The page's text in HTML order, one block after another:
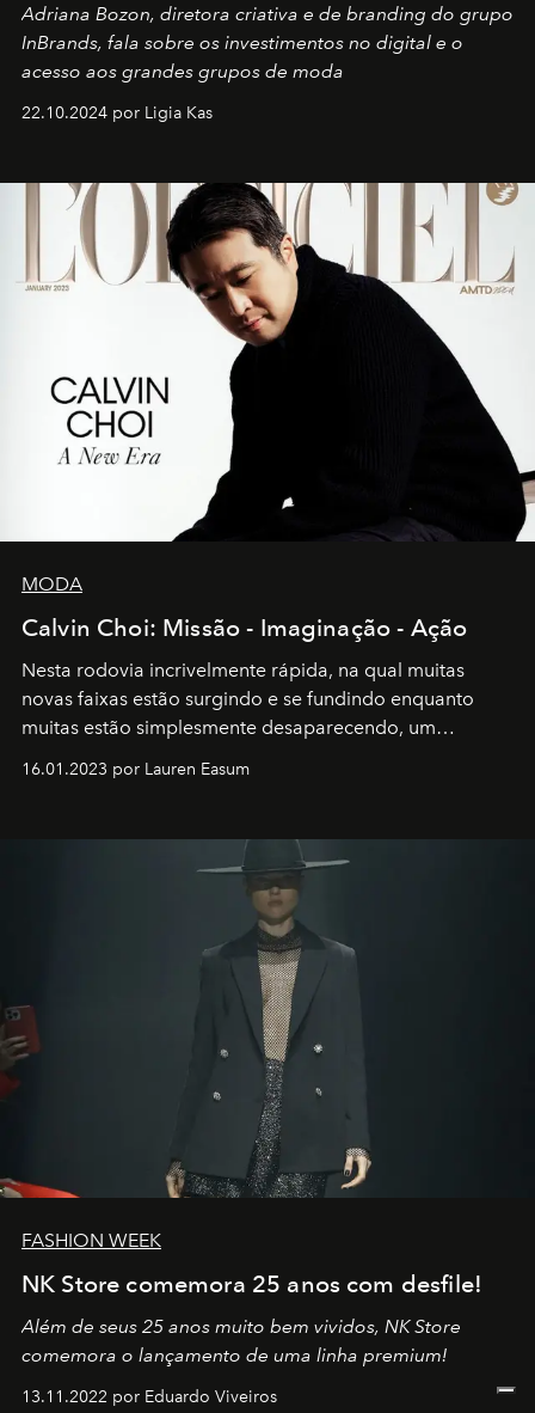
Adriana Bozon, diretora criativa e de branding do grupo
InBrands, fala sobre os investimentos no digital e o
acesso aos grandes grupos de moda
22.10.2024 por Ligia Kas
MODA
Calvin Choi: Missão - Imaginação - Ação
Nesta rodovia incrivelmente rápida, na qual muitas
novas faixas estão surgindo e se fundindo enquanto
muitas estão simplesmente desaparecendo, um
transportador AMTD abrindo caminho para muitos
por propósitos, com um claro senso de missão na vida e
16.01.2023 por Lauren Easum
FASHION WEEK
NK Store comemora 25 anos com desfile!
Além de seus 25 anos muito bem vividos, NK Store
comemora o lançamento de uma linha premium!
13.11.2022 por Eduardo Viveiros